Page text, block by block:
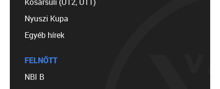
Nyuszi Kupa
Egyéb hírek
FELNŐTT
NBI B